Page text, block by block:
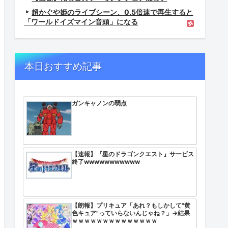
超かぐや姫のライブシーン、0.5倍速で再生すると
「ワールドイズマイン音頭」になる
本日おすすめ記事
ガンキャノンの弱点
【速報】『星のドラゴンクエスト』サービス
終了wwwwwwwwwww
【朗報】プリキュア「あれ？もしかして"黄
色キュア"っていらないんじゃね？」→結果
ｗｗｗｗｗｗｗｗｗｗｗｗｗｗ